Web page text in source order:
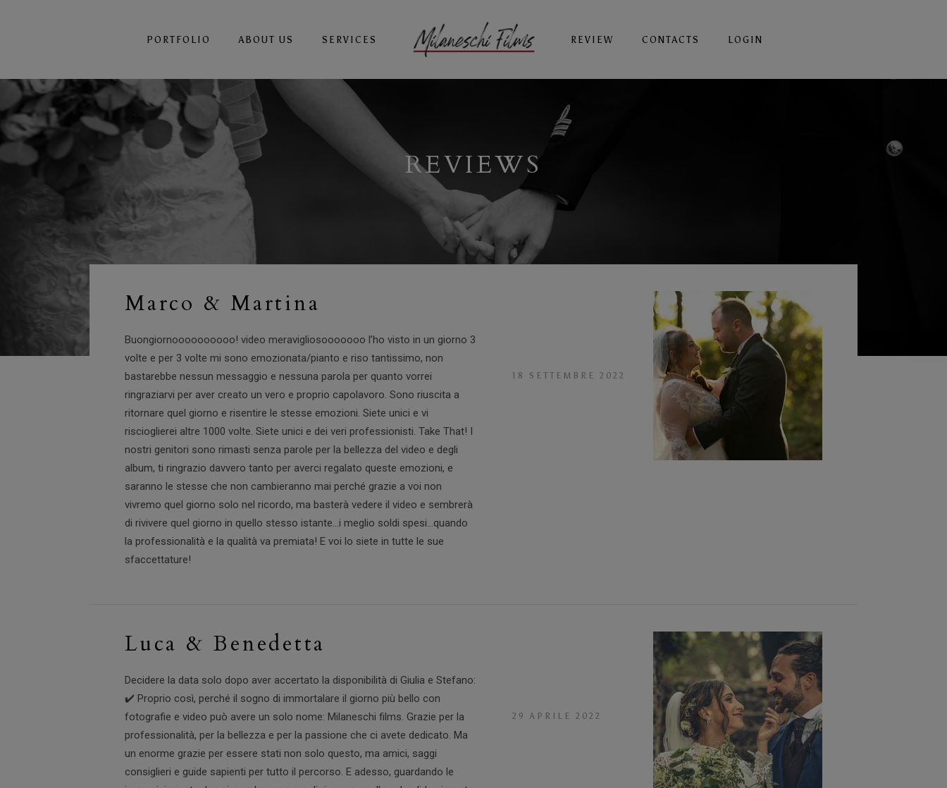
PORTFOLIO ABOUT US SERVICES REVIEW CONTACTS LOGIN
REVIEWS
Marco & Martina
Buongiornoooooooooo! video meravigliosooooooo l’ho visto in un giorno 3
volte e per 3 volte mi sono emozionata/pianto e riso tantissimo, non
bastarebbe nessun messaggio e nessuna parola per quanto vorrei
ringraziarvi per aver creato un vero e proprio capolavoro. Sono riuscita a
ritornare quel giorno e risentire le stesse emozioni. Siete unici e vi
riscioglierei altre 1000 volte. Siete unici e dei veri professionisti. Take That! I
nostri genitori sono rimasti senza parole per la bellezza del video e degli
album, ti ringrazio davvero tanto per averci regalato queste emozioni, e
saranno le stesse che non cambieranno mai perché grazie a voi non
vivremo quel giorno solo nel ricordo, ma basterà vedere il video e sembrerà
di rivivere quel giorno in quello stesso istante…i meglio soldi spesi…quando
la professionalità e la qualità va premiata! E voi lo siete in tutte le sue
sfaccettature!
18 SETTEMBRE 2022
Luca & Benedetta
Decidere la data solo dopo aver accertato la disponibilità di Giulia e Stefano:
✔️ Proprio così, perché il sogno di immortalare il giorno più bello con
fotografie e video può avere un solo nome: Milaneschi films. Grazie per la
professionalità, per la bellezza e per la passione che ci avete dedicato. Ma
un enorme grazie per essere stati non solo questo, ma amici, saggi
consiglieri e guide sapienti per tutto il percorso. E adesso, guardando le
29 APRILE 2022